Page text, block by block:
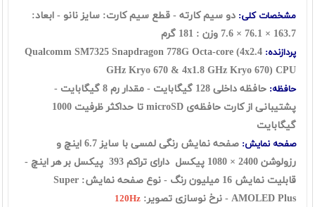
مشخصات کلی: دو سیم کارته - قطع سیم کارت: سايز نانو - ابعاد:
163.7 × 76.1 × 7.6 وزن : 181 گرم
پردازنده: Qualcomm SM7325 Snapdragon 778G Octa-core (4x2.4
GHz Kryo 670 & 4x1.8 GHz Kryo 670) CPU
حافظه:
حافظه‌ داخلی 128 گيگابايت - مقدار رم 8 گيگابايت -
پشتیبانی از کارت حافظه‌ی microSD تا حداکثر ظرفیت 1000
گيگابايت
صفحه نمایش:
صفحه نمایش رنگی لمسی با سایز 6.7 اینچ و
رزولوشن 2400 × 1080 پیکسل
دارای تراکم 393 پیکسل بر هر اینچ -
قابلیت نمایش 16 ميليون رنگ - نوع صفحه نمایش: Super
AMOLED Plus - نرخ نوسازی تصویر:
120Hz